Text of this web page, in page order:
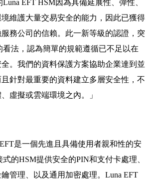
Luna EFT HSM因為具備延展性、彈性、
維護大量交易安全的能力，因此已獲得
務公司的信賴。此一新等級的認證，突
看法，認為簡單的規範遵循已不足以在
。我們的資料保護方案協助企業達到並
針對最重要的資料建立多層安全性，不
虛擬或雲端環境之內。」
是一個先進且具備使用者親和性的安
的HSM提供安全的PIN和支付卡處理、
管理、以及通用加密處理。Luna EFT